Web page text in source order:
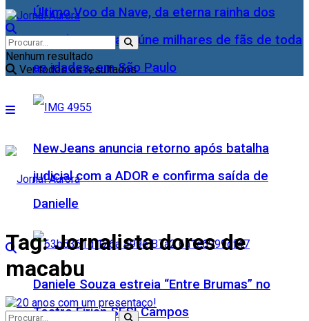
Último Voo da Nave, da eterna rainha dos
Baixinhos, Xuxa reúne milhares de fãs de toda
as idades, em São Paulo
NewJeans anuncia retorno após batalha
judicial com a ADOR e confirma saída de
Danielle
Daniele Souza estreia “Entre Brumas” no
Teatro Firjan SESI Campos
Nenhum resultado
Ver todos os resultados
Tag:Jornalista dores de
macabu